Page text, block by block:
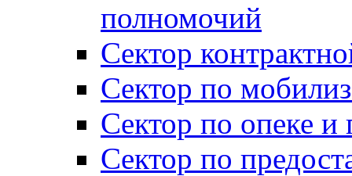
полномочий
Сектор
Сектор по
Сектор по опеке и
Сектор по